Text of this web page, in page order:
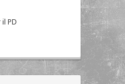
PD